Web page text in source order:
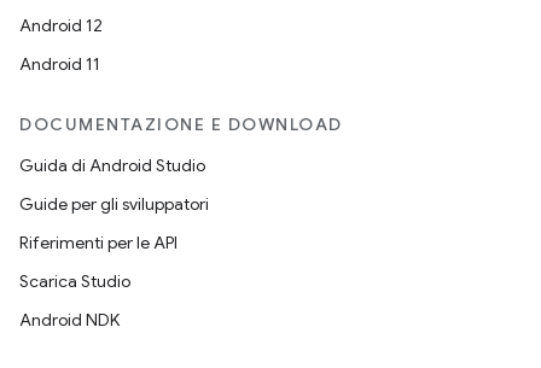
Android 12
Android 11
DOCUMENTAZIONE E DOWNLOAD
Guida di Android Studio
Guide per gli sviluppatori
Riferimenti per le API
Scarica Studio
Android NDK